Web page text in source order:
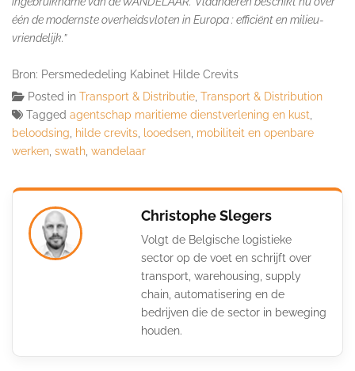
één de modernste overheidsvloten in Europa : efficiënt en milieu-
vriendelijk.”
Bron: Persmededeling Kabinet Hilde Crevits
Posted in Transport & Distributie Transport & Distribution
Tagged agentschap maritieme dienstverlening en kust
beloodsing
hilde crevits looedsen mobiliteit en openbare
werken swath wandelaar
Christophe Slegers
Volgt de Belgische logistieke
sector op de voet en schrijft over
transport, warehousing, supply
chain, automatisering en de
bedrijven die de sector in beweging
houden.